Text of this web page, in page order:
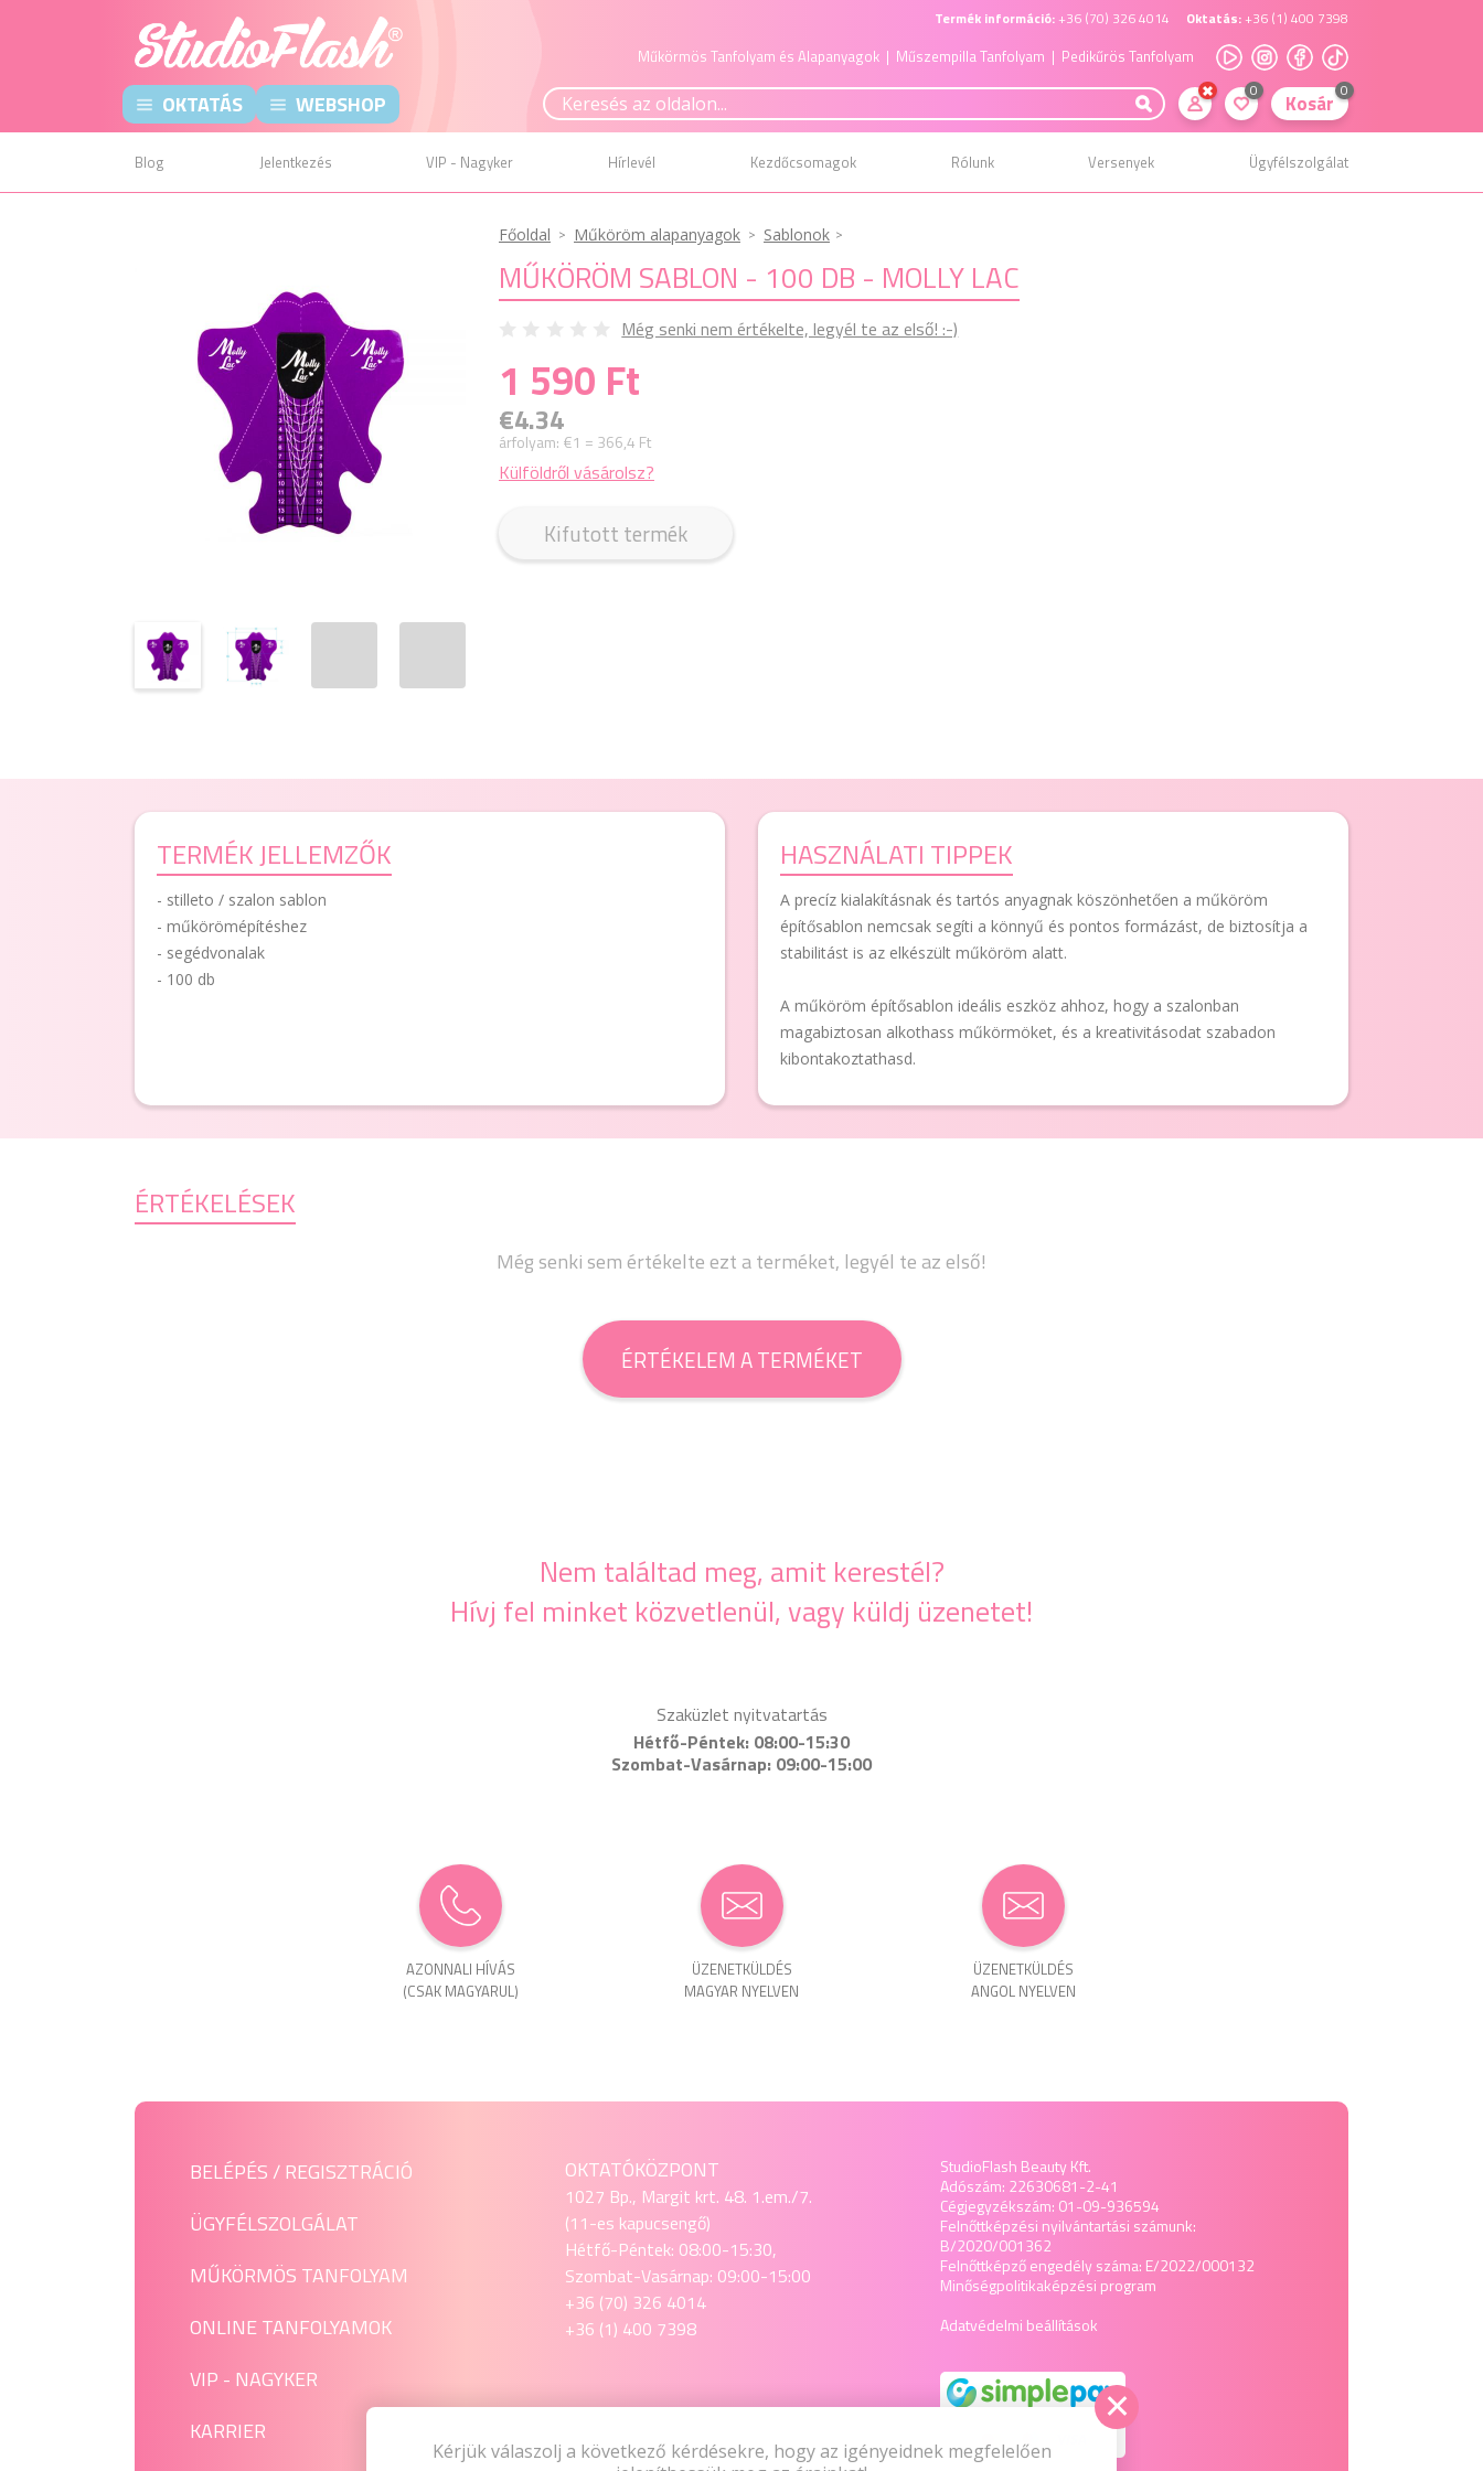
Termék információ: +36 (70) 326 4014 Oktatás: +36 (1) 400 7398
Műkörmös Tanfolyam és Alapanyagok | Műszempilla Tanfolyam | Pedikűrös Tanfolyam
OKTATÁS WEBSHOP 0 Kosár 0
Blog Jelentkezés VIP - Nagyker Hírlevél Kezdőcsomagok Rólunk Versenyek Ügyfélszolgálat
Főoldal Műköröm alapanyagok Sablonok
MŰKÖRÖM SABLON - 100 DB - MOLLY LAC
Még senki nem értékelte, legyél te az első! :-)
1 590 Ft
€4.34
árfolyam: €1 = 366,4 Ft
Külföldről vásárolsz?
Kifutott termék
TERMÉK JELLEMZŐK
- stilleto / szalon sablon
- műkörömépítéshez
- segédvonalak
- 100 db
HASZNÁLATI TIPPEK
A precíz kialakításnak és tartós anyagnak köszönhetően a műköröm
építősablon nemcsak segíti a könnyű és pontos formázást, de biztosítja a
stabilitást is az elkészült műköröm alatt.
A műköröm építősablon ideális eszköz ahhoz, hogy a szalonban
magabiztosan alkothass műkörmöket, és a kreativitásodat szabadon
kibontakoztathasd.
ÉRTÉKELÉSEK
Még senki sem értékelte ezt a terméket, legyél te az első!
ÉRTÉKELEM A TERMÉKET
Nem találtad meg, amit kerestél?
Hívj fel minket közvetlenül, vagy küldj üzenetet!
Szaküzlet nyitvatartás
Hétfő-Péntek: 08:00-15:30
Szombat-Vasárnap: 09:00-15:00
AZONNALI HÍVÁS
(CSAK MAGYARUL)
ÜZENET­KÜLDÉS
MAGYAR NYELVEN
ÜZENET­KÜLDÉS
ANGOL NYELVEN
BELÉPÉS / REGISZTRÁCIÓ
ÜGYFÉLSZOLGÁLAT
MŰKÖRMÖS TANFOLYAM
ONLINE TANFOLYAMOK
VIP - NAGYKER
KARRIER
OKTATÓKÖZPONT
1027 Bp., Margit krt. 48. 1.em./7.
(11-es kapucsengő)
Hétfő-Péntek: 08:00-15:30,
Szombat-Vasárnap: 09:00-15:00
+36 (70) 326 4014
+36 (1) 400 7398
1027 Budapest, Margit krt. 48. 1.em./7.
StudioFlash Beauty Kft.
Adószám: 22630681-2-41
Cégjegyzékszám: 01-09-936594
Felnőttképzési nyilvántartási számunk:
B/2020/001362
Felnőttképző engedély száma: E/2022/000132
Minőségpolitikaképzési program
Adatvédelmi beállítások
Kérjük válaszolj a következő kérdésekre, hogy az igényeidnek megfelelően